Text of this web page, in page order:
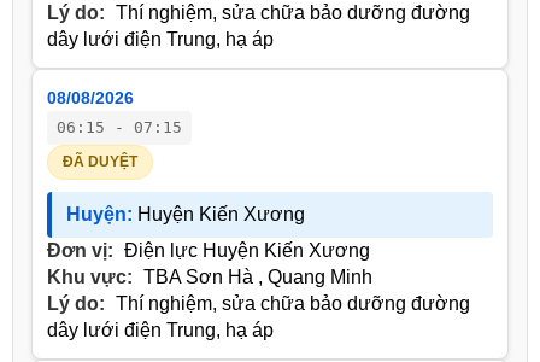
Lý do: Thí nghiệm, sửa chữa bảo dưỡng đường
dây lưới điện Trung, hạ áp
08/08/2026
06:15 - 07:15
ĐÃ DUYỆT
Huyện: Huyện Kiến Xương
Đơn vị: Điện lực Huyện Kiến Xương
Khu vực: TBA Sơn Hà , Quang Minh
Lý do: Thí nghiệm, sửa chữa bảo dưỡng đường
dây lưới điện Trung, hạ áp